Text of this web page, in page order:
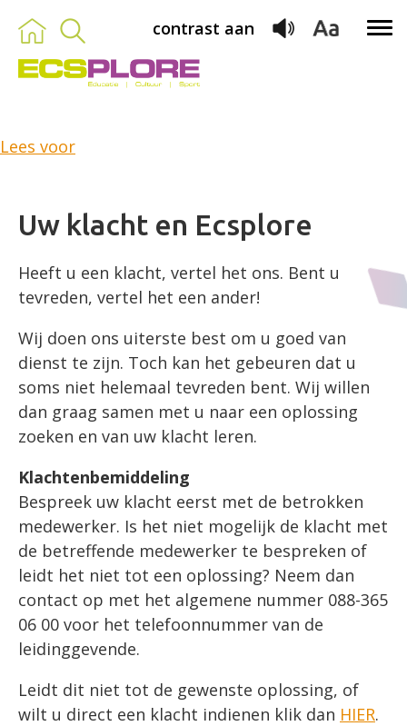
contrast aan
Lees voor
Uw klacht en Ecsplore
Heeft u een klacht, vertel het ons. Bent u
tevreden, vertel het een ander!
Wij doen ons uiterste best om u goed van
dienst te zijn. Toch kan het gebeuren dat u
soms niet helemaal tevreden bent. Wij willen
dan graag samen met u naar een oplossing
zoeken en van uw klacht leren.
Klachtenbemiddeling
Bespreek uw klacht eerst met de betrokken
medewerker. Is het niet mogelijk de klacht met
de betreffende medewerker te bespreken of
leidt het niet tot een oplossing? Neem dan
contact op met het algemene nummer 088-365
06 00 voor het telefoonnummer van de
leidinggevende.
Leidt dit niet tot de gewenste oplossing, of
wilt u direct een klacht indienen klik dan HIER.